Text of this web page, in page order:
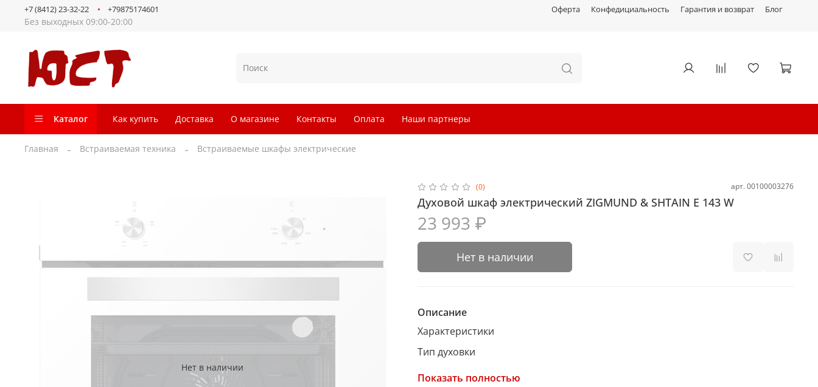
Оферта Конфедициальность Гарантия и возврат Блог
Без выходных 09:00-20:00
+7 (8412) 23-32-22 +79875174601
Каталог Как купить Доставка О магазине Контакты Оплата Наши партнеры
Главная Встраиваемая техника Встраиваемые шкафы электрические
Нет в наличии
(0) арт.00100003276
Духовой шкаф электрический ZIGMUND & SHTAIN E 143 W
23 993 ₽
Нет в наличии
Описание
Характеристики
Тип духовки
мультифункциональная
Показать полностью